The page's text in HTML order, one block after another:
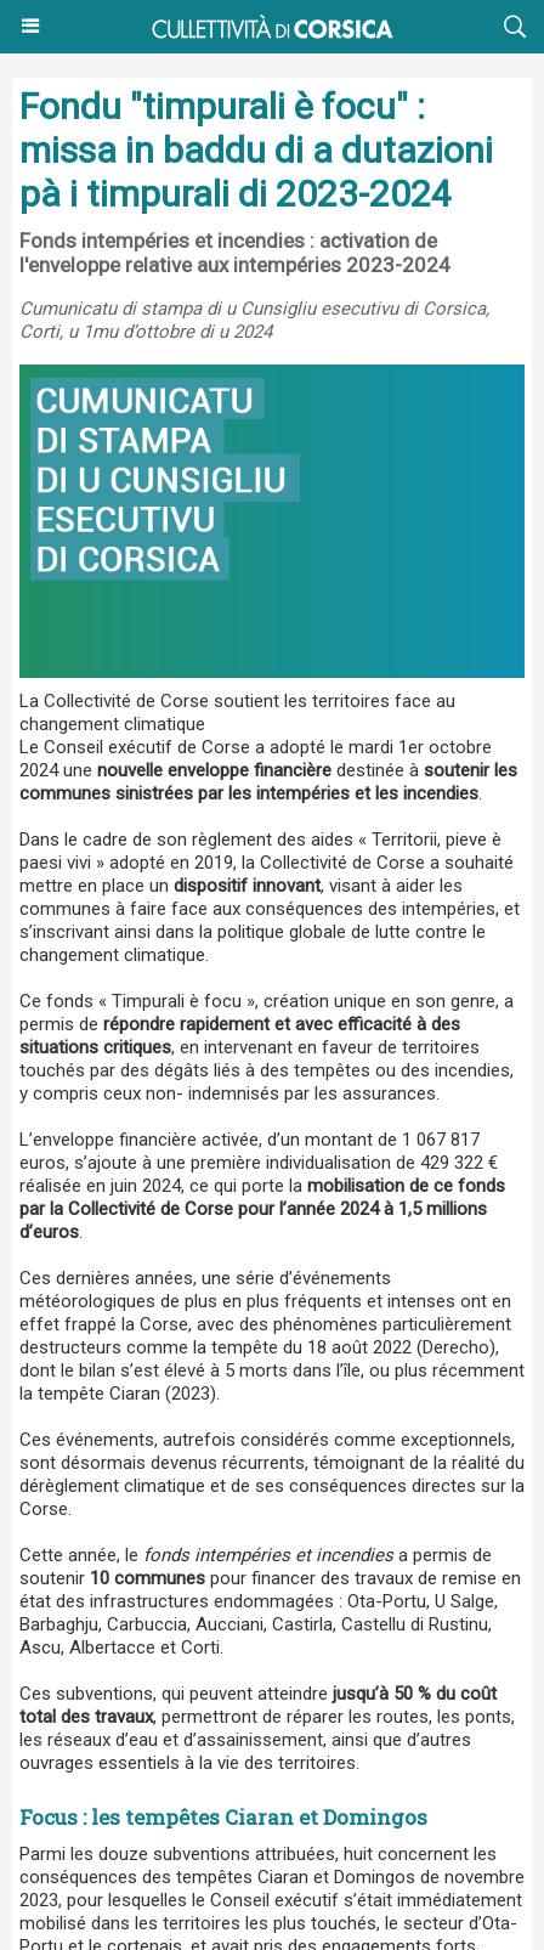
Fondu "timpurali è focu" :
missa in baddu di a dutazioni
pà i timpurali di 2023-2024
Fonds intempéries et incendies : activation de
l'enveloppe relative aux intempéries 2023-2024
Cumunicatu di stampa di u Cunsigliu esecutivu di Corsica,
Corti, u 1mu d’ottobre di u 2024
La Collectivité de Corse soutient les territoires face au
changement climatique
Le Conseil exécutif de Corse a adopté le mardi 1er octobre
2024 une nouvelle enveloppe financière destinée à soutenir les
communes sinistrées par les intempéries et les incendies.
Dans le cadre de son règlement des aides « Territorii, pieve è
paesi vivi » adopté en 2019, la Collectivité de Corse a souhaité
mettre en place un dispositif innovant, visant à aider les
communes à faire face aux conséquences des intempéries, et
s’inscrivant ainsi dans la politique globale de lutte contre le
changement climatique.
Ce fonds « Timpurali è focu », création unique en son genre, a
permis de répondre rapidement et avec efficacité à des
situations critiques, en intervenant en faveur de territoires
touchés par des dégâts liés à des tempêtes ou des incendies,
y compris ceux non- indemnisés par les assurances.
L’enveloppe financière activée, d’un montant de 1 067 817
euros, s’ajoute à une première individualisation de 429 322 €
réalisée en juin 2024, ce qui porte la mobilisation de ce fonds
par la Collectivité de Corse pour l’année 2024 à 1,5 millions
d’euros.
Ces dernières années, une série d’événements
météorologiques de plus en plus fréquents et intenses ont en
effet frappé la Corse, avec des phénomènes particulièrement
destructeurs comme la tempête du 18 août 2022 (Derecho),
dont le bilan s’est élevé à 5 morts dans l’île, ou plus récemment
la tempête Ciaran (2023).
Ces événements, autrefois considérés comme exceptionnels,
sont désormais devenus récurrents, témoignant de la réalité du
dérèglement climatique et de ses conséquences directes sur la
Corse.
Cette année, le fonds intempéries et incendiesa permis de
soutenir 10 communes pour financer des travaux de remise en
état des infrastructures endommagées : Ota-Portu, U Salge,
Barbaghju, Carbuccia, Aucciani, Castirla, Castellu di Rustinu,
Ascu, Albertacce et Corti.
Ces subventions, qui peuvent atteindre jusqu’à 50 % du coût
total des travaux, permettront de réparer les routes, les ponts,
les réseaux d’eau et d’assainissement, ainsi que d’autres
ouvrages essentiels à la vie des territoires.
Focus : les tempêtes Ciaran et Domingos
Parmi les douze subventions attribuées, huit concernent les
conséquences des tempêtes Ciaran et Domingos de novembre
2023, pour lesquelles le Conseil exécutif s’était immédiatement
mobilisé dans les territoires les plus touchés, le secteur d’Ota-